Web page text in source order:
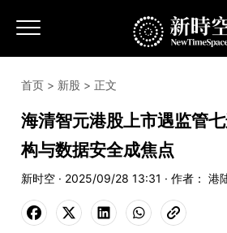
首页 > 新股 > 正文
海清智元港股上市遇监管
构与数据安全成焦点
新时空 · 2025/09/28 13:31 · 作者： 港